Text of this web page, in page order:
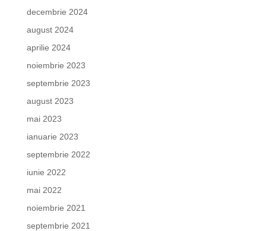
decembrie 2024
august 2024
aprilie 2024
noiembrie 2023
septembrie 2023
august 2023
mai 2023
ianuarie 2023
septembrie 2022
iunie 2022
mai 2022
noiembrie 2021
septembrie 2021